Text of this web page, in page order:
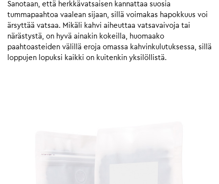
Sanotaan, että herkkävatsaisen kannattaa suosia
tummapaahtoa vaalean sijaan, sillä voimakas hapokkuus voi
ärsyttää vatsaa. Mikäli kahvi aiheuttaa vatsavaivoja tai
närästystä, on hyvä ainakin kokeilla, huomaako
paahtoasteiden välillä eroja omassa kahvinkulutuksessa, sillä
loppujen lopuksi kaikki on kuitenkin yksilöllistä.